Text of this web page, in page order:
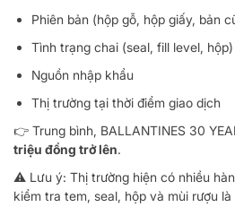
Phiên bản (hộp gỗ, hộp giấy, bản
Tình trạng chai (seal, fill level, hộp)
Nguồn nhập khẩu
Thị trường tại thời điểm giao dịch
👉 Trung bình, BALLANTINES 30
triệu đồng trở lên.
⚠️ Lưu ý: Thị trường hiện có nhiều
kiểm tra tem, seal, hộp và mùi rượu